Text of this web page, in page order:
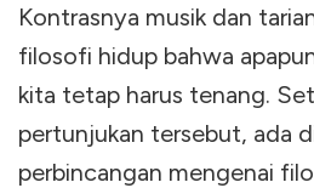
Kontrasnya musik dan
filosofi hidup bahwa
kita tetap harus tenang.
pertunjukan tersebut, ada
perbincangan mengenai